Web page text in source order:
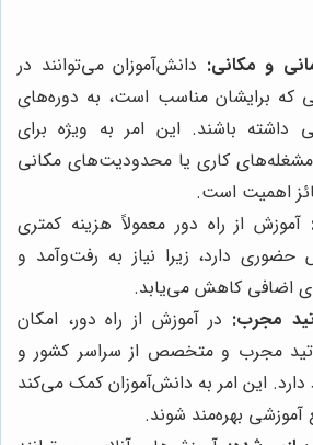
و مکانی: دانش‌آموزان می‌توانند در
که برایشان مناسب است، به دوره‌های
داشته باشند. این امر به ویژه برای
مشغله‌های کاری یا محدودیت‌های مکانی
اهمیت است.
آموزش از راه دور معمولاً هزینه کمتری
دارد، زیرا نیاز به رفت‌وآمد و
اضافی کاهش می‌یابد.
مجرب: در آموزش از راه دور، امکان
مجرب و متخصص از سراسر کشور و
این امر به دانش‌آموزان کمک می‌کند
آموزشی بهره‌مند شوند.